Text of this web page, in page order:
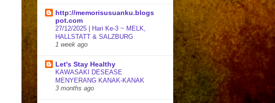
http://memorisusuanku.blogs
pot.com
27/12/2025 | Hari Ke-3 ~ MELK,
HALLSTATT & SALZBURG
1 week ago
Let's Stay Healthy
KAWASAKI DESEASE
MENYERANG KANAK-KANAK
3 months ago